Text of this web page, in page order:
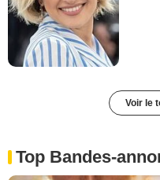
Voir le
Top Bandes-